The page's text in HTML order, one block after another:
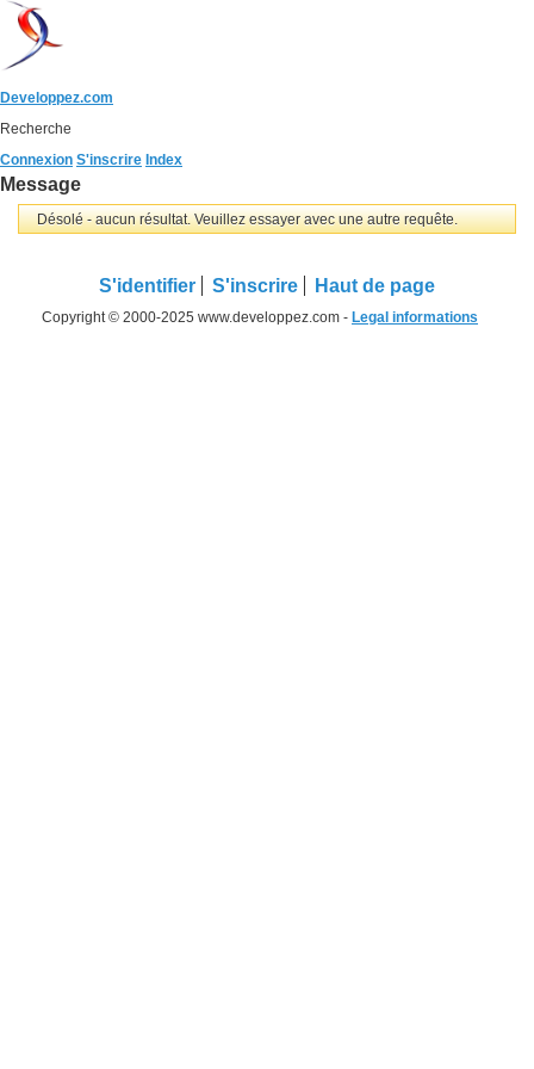
Developpez.com
Recherche
Connexion S'inscrire Index
Message
Désolé - aucun résultat. Veuillez essayer avec une autre requête.
S'identifier S'inscrire Haut de page
Copyright © 2000-2025 www.developpez.com - Legal informations